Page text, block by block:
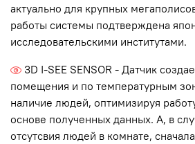
актуально для крупных
работы системы подтверждена
исследовательскими институтами.
3D I-SEE SENSOR - Датчик
помещения и по температурным
наличие людей, оптимизируя
основе полученных данных. А, в
отсутсвия людей в комнате,